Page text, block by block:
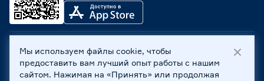
ООО «Бауцентр Рус» 2004 -2026, 236029, г. Калининград,
ул. А.Невского, 205. ИНН 7702596813, КПП 390601001 ©
Все права защищены
Мы используем файлы cookie, чтобы
предоставить вам лучший опыт работы с нашим
сайтом. Нажимая на «Принять» или продолжая